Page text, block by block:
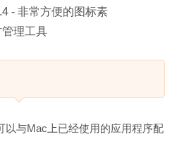
以与Mac上已经使用的应用程序配